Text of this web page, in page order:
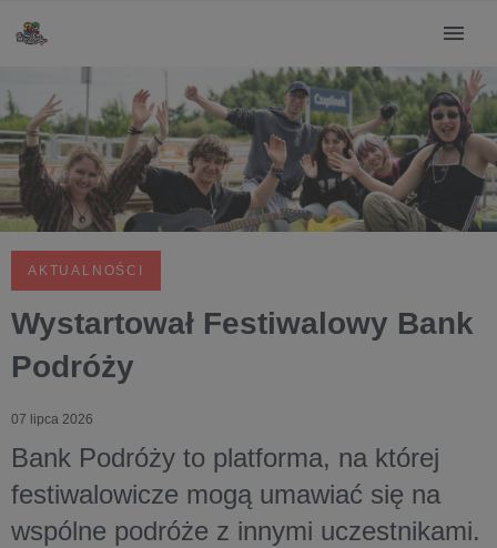
AKTUALNOŚCI
Wystartował Festiwalowy Bank
Podróży
07 lipca 2026
Bank Podróży to platforma, na której
festiwalowicze mogą umawiać się na
wspólne podróże z innymi uczestnikami.